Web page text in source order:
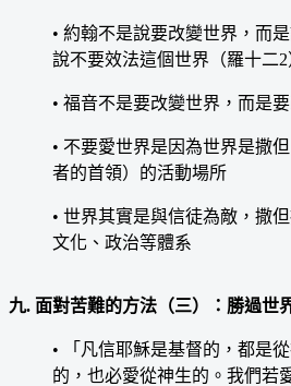
• 約翰不是說要改變世界，而
說不要效法這個世界（羅十二2
• 福音不是要改變世界，而是
• 不要愛世界是因為世界是撒
者的首領）的活動場所
• 世界其實是與信徒為敵，撒
文化、政治等體系
九. 面對苦難的方法（三）：勝過世
• 「凡信耶穌是基督的，都是
的，也必愛從神生的。我們若